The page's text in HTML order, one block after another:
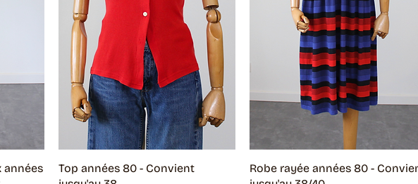
années
Top années 80 - Convient
Robe rayée années 80 -